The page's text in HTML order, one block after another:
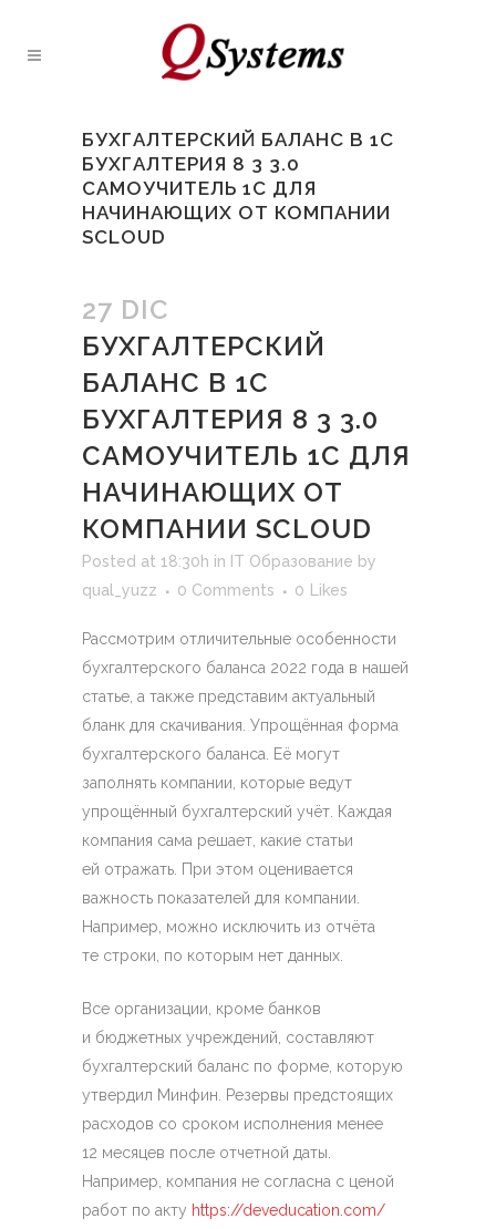
БУХГАЛТЕРСКИЙ БАЛАНС В 1С
БУХГАЛТЕРИЯ 8 3 3.0
САМОУЧИТЕЛЬ 1С ДЛЯ
НАЧИНАЮЩИХ ОТ КОМПАНИИ
SCLOUD
27 DIC
БУХГАЛТЕРСКИЙ
БАЛАНС В 1С
БУХГАЛТЕРИЯ 8 3 3.0
САМОУЧИТЕЛЬ 1С ДЛЯ
НАЧИНАЮЩИХ ОТ
КОМПАНИИ SCLOUD
Posted at 18:30h in IT Образование by
qual_yuzz
0 Comments 0 Likes
Рассмотрим отличительные особенности
бухгалтерского баланса 2022 года в нашей
статье, а также представим актуальный
бланк для скачивания. Упрощённая форма
бухгалтерского баланса. Её могут
заполнять компании, которые ведут
упрощённый бухгалтерский учёт. Каждая
компания сама решает, какие статьи
ей отражать. При этом оценивается
важность показателей для компании.
Например, можно исключить из отчёта
те строки, по которым нет данных.
Все организации, кроме банков
и бюджетных учреждений, составляют
бухгалтерский баланс по форме, которую
утвердил Минфин. Резервы предстоящих
расходов со сроком исполнения менее
12 месяцев после отчетной даты.
Например, компания не согласна с ценой
работ по акту https://deveducation.com/